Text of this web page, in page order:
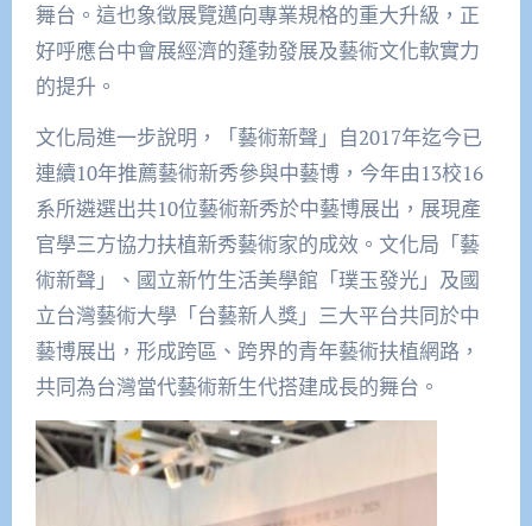
舞台。這也象徵展覽邁向專業規格的重大升級，正
好呼應台中會展經濟的蓬勃發展及藝術文化軟實力
的提升。
文化局進一步說明，「藝術新聲」自2017年迄今已
連續10年推薦藝術新秀參與中藝博，今年由13校16
系所遴選出共10位藝術新秀於中藝博展出，展現產
官學三方協力扶植新秀藝術家的成效。文化局「藝
術新聲」、國立新竹生活美學館「璞玉發光」及國
立台灣藝術大學「台藝新人獎」三大平台共同於中
藝博展出，形成跨區、跨界的青年藝術扶植網路，
共同為台灣當代藝術新生代搭建成長的舞台。